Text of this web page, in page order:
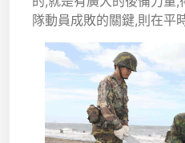
隊動員成敗的關鍵,則在平